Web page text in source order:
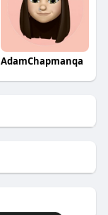
AdamChapmanqa